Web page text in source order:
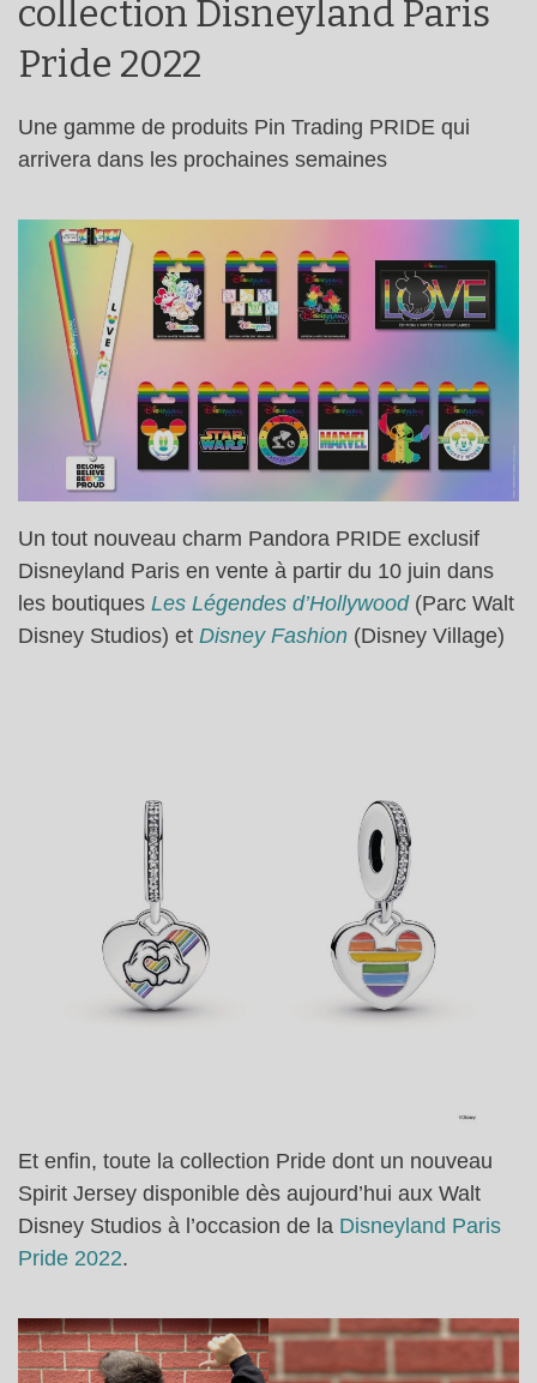
collection Disneyland Paris
Pride 2022
Une gamme de produits Pin Trading PRIDE qui
arrivera dans les prochaines semaines
Un tout nouveau charm Pandora PRIDE exclusif
Disneyland Paris en vente à partir du 10 juin dans
les boutiques Les Légendes d’Hollywood (Parc Walt
Disney Studios) et Disney Fashion (Disney Village)
Et enfin, toute la collection Pride dont un nouveau
Spirit Jersey disponible dès aujourd’hui aux Walt
Disney Studios à l’occasion de la Disneyland Paris
Pride 2022.